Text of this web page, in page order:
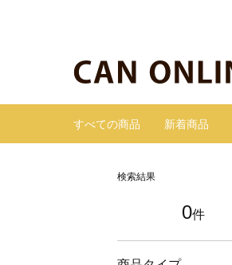
すべての商品 新着商品
検索結果
0件